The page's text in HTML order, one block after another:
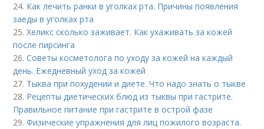
24. Как лечить ранки в уголках рта. Причины появления
заеды в уголках рта
25.Хеликс сколько заживает. Как ухаживать за кожей
после пирсинга
26.Советы косметолога по уходу за кожей на каждый
день. Ежедневный уход за кожей
27. Тыква при похудении и диете. Что надо знать о тыкве
28. Рецепты диетических блюд из тыквы при гастрите.
Правильное питание при гастрите в острой фазе
29.Физические упражнения для лиц пожилого возраста.